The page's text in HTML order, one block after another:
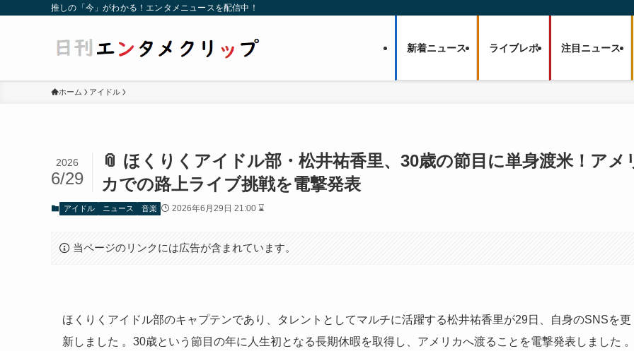
推しの「今」がわかる！エンタメニュースを配信中！
新着ニュース ライブレポ 注目ニュース
ホーム アイドル
📎 ほくりくアイドル部・松井祐香里、30歳の節目に単身渡米！アメ
カでの路上ライブ挑戦を電撃発表
2026
6/29
アイドル ニュース 音楽 2026年6月29日 21:00 ⌛
当ページのリンクには広告が含まれています。
ほくりくアイドル部のキャプテンであり、タレントとしてマルチに活躍する松井祐香里が29日、自身のSNSを更
新しました 。30歳という節目の年に人生初となる長期休暇を取得し、アメリカへ渡ることを電撃発表しました